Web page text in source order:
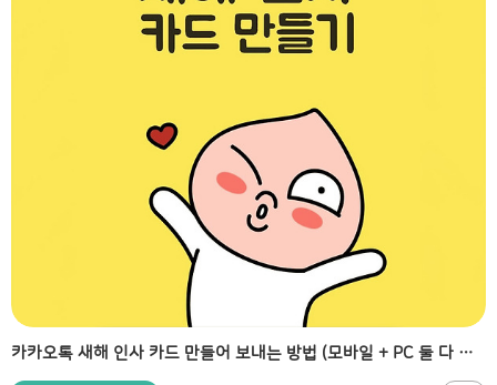
카카오톡 새해 인사 카드 만들어 보내는 방법 (모바일 + PC 둘 다 가능)